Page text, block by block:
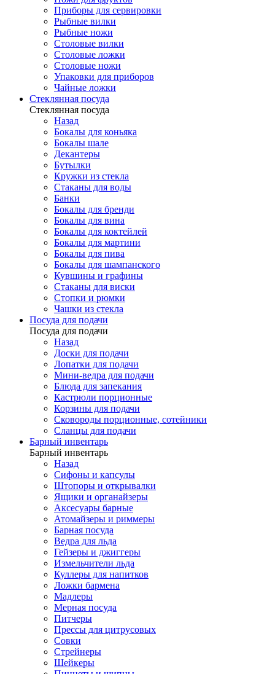
Приборы для сервировки
Рыбные вилки
Рыбные ножи
Столовые вилки
Столовые ложки
Столовые ножи
Упаковки для приборов
Чайные ложки
Стеклянная посуда
Стеклянная посуда
Назад
Бокалы для коньяка
Бокалы шале
Декантеры
Бутылки
Кружки из стекла
Стаканы для воды
Банки
Бокалы для бренди
Бокалы для вина
Бокалы для коктейлей
Бокалы для мартини
Бокалы для пива
Бокалы для шампанского
Кувшины и графины
Стаканы для виски
Стопки и рюмки
Чашки из стекла
Посуда для подачи
Посуда для подачи
Назад
Доски для подачи
Лопатки для подачи
Мини-ведра для подачи
Блюда для запекания
Кастрюли порционные
Корзины для подачи
Сковороды порционные, сотейники
Сланцы для подачи
Барный инвентарь
Барный инвентарь
Назад
Сифоны и капсулы
Штопоры и открывалки
Ящики и органайзеры
Аксесуары барные
Атомайзеры и риммеры
Барная посуда
Ведра для льда
Гейзеры и джиггеры
Измельчители льда
Куллеры для напитков
Ложки бармена
Мадлеры
Мерная посуда
Питчеры
Прессы для цитрусовых
Совки
Стрейнеры
Шейкеры